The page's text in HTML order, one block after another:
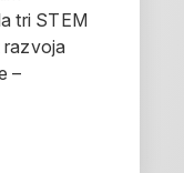
tri STEM
razvoja
–